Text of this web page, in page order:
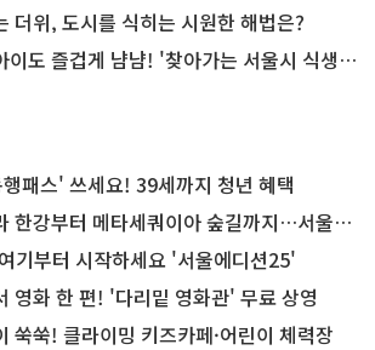
더위, 도시를 식히는 시원한 해법은?
즐겁게 냠냠! '찾아가는 서울시 식생활 교육' 현장
패스' 쓰세요! 39세까지 청년 혜택
부터 메타세쿼이아 숲길까지…서울둘레길 15코스
기부터 시작하세요 '서울에디션25'
영화 한 편! '다리밑 영화관' 무료 상영
쑥쑥! 클라이밍 키즈카페·어린이 체력장